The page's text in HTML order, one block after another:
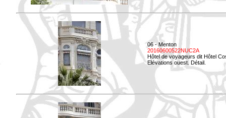
06 - Menton
20160600522NUC2A
Hôtel de voyageurs dit Hôtel
Elévations ouest. Détail.